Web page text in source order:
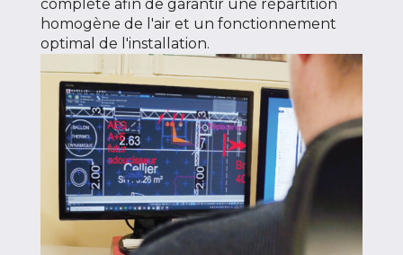
complète afin de garantir une répartition
homogène de l'air et un fonctionnement
optimal de l'installation.